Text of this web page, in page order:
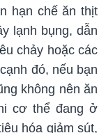
hạn chế ăn thịt
lạnh bụng, dẫn
chảy hoặc các
đó, nếu bạn
không nên ăn
cơ thể đang ở
hóa giảm sút,